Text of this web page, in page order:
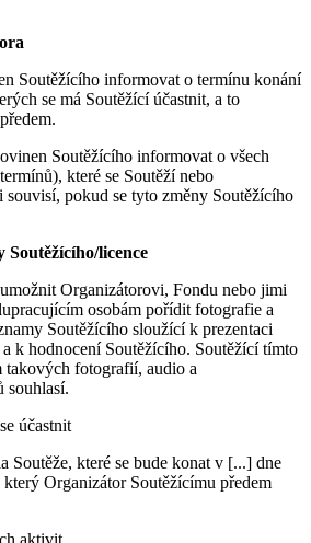
Soutěžícího informovat o termínu konání
se má Soutěžící účastnit, a to
Soutěžícího informovat o všech
které se Soutěží nebo
pokud se tyto změny Soutěžícího
Soutěžícího/licence
Organizátorovi, Fondu nebo jimi
osobám pořídit fotografie a
Soutěžícího sloužící k prezentaci
k hodnocení Soutěžícího. Soutěžící tímto
takových fotografií, audio a
souhlasí.
účastnit
Soutěže, které se bude konat v [...] dne
Organizátor Soutěžícímu předem
aktivit.